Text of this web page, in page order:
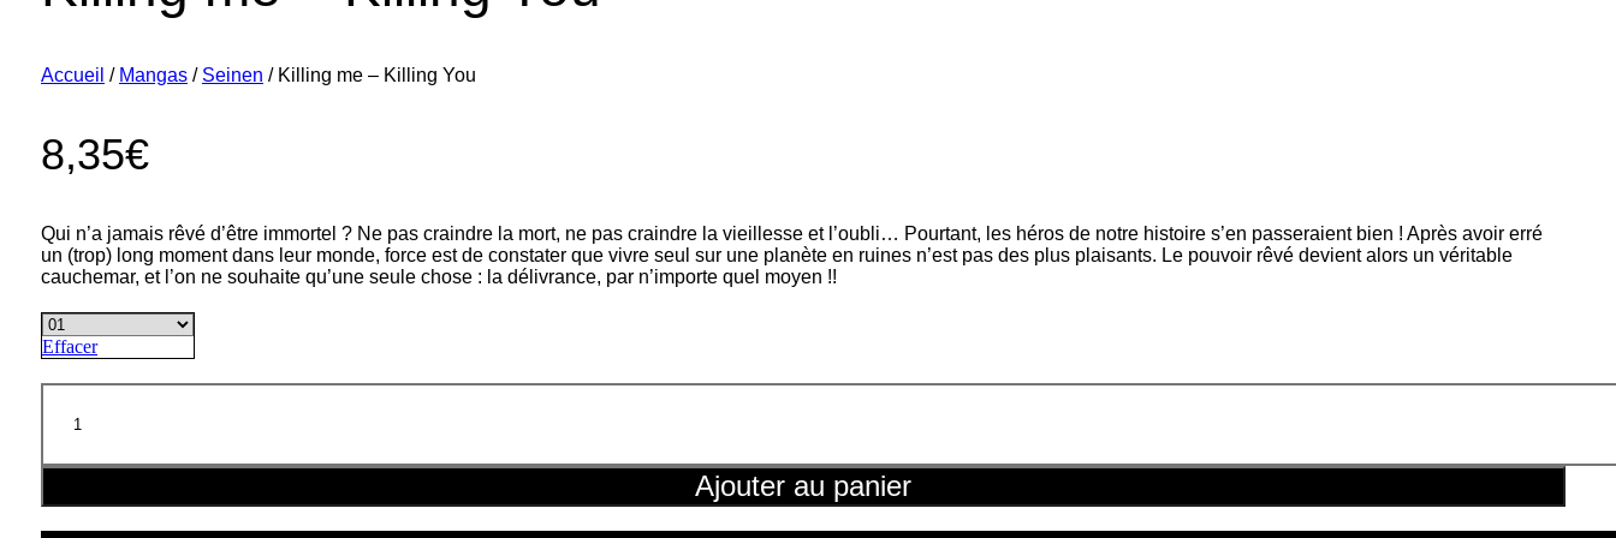
Accueil / Mangas / Seinen / Killing me – Killing You
8,35€
Qui n’a jamais rêvé d’être immortel ? Ne pas craindre la mort, ne pas craindre la vieillesse et l’oubli… Pourtant, les héros de notre histoire s’en passeraient bien ! Après avoir erré
un (trop) long moment dans leur monde, force est de constater que vivre seul sur une planète en ruines n’est pas des plus plaisants. Le pouvoir rêvé devient alors un véritable
cauchemar, et l’on ne souhaite qu’une seule chose : la délivrance, par n’importe quel moyen !!
Effacer
quantité
Killing
Killing
Ajouter au panier